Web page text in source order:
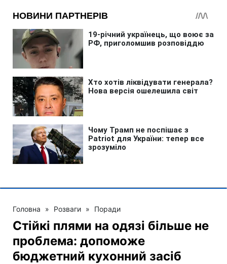
Головна » Розваги » Поради
Стійкі плями на одязі більше не
проблема: допоможе
бюджетний кухонний засіб